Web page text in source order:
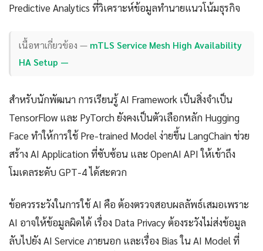
Predictive Analytics ที่วิเคราะห์ข้อมูลทำนายแนวโน้มธุรกิจ
เนื้อหาเกี่ยวข้อง — mTLS Service Mesh High Availability
HA Setup —
สำหรับนักพัฒนา การเรียนรู้ AI Framework เป็นสิ่งจำเป็น
TensorFlow และ PyTorch ยังคงเป็นตัวเลือกหลัก Hugging
Face ทำให้การใช้ Pre-trained Model ง่ายขึ้น LangChain ช่วย
สร้าง AI Application ที่ซับซ้อน และ OpenAI API ให้เข้าถึง
โมเดลระดับ GPT-4 ได้สะดวก
ข้อควรระวังในการใช้ AI คือ ต้องตรวจสอบผลลัพธ์เสมอเพราะ
AI อาจให้ข้อมูลผิดได้ เรื่อง Data Privacy ต้องระวังไม่ส่งข้อมูล
ลับไปยัง AI Service ภายนอก และเรื่อง Bias ใน AI Model ที่